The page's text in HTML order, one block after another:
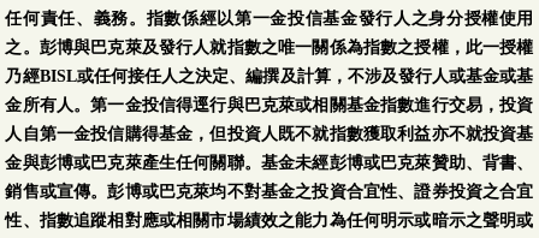
任何責任、義務。指數係經以第一金投信基金發行人之身分授權使用
之。彭博與巴克萊及發行人就指數之唯一關係為指數之授權，此一授權
乃經BISL或任何接任人之決定、編撰及計算，不涉及發行人或基金或基
金所有人。第一金投信得逕行與巴克萊或相關基金指數進行交易，投資
人自第一金投信購得基金，但投資人既不就指數獲取利益亦不就投資基
金與彭博或巴克萊產生任何關聯。基金未經彭博或巴克萊贊助、背書、
銷售或宣傳。彭博或巴克萊均不對基金之投資合宜性、證券投資之合宜
性、指數追蹤相對應或相關市場績效之能力為任何明示或暗示之聲明或